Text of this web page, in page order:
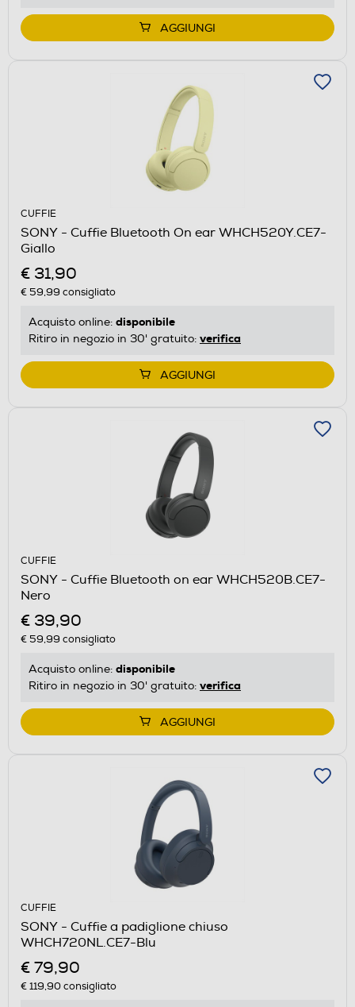
AGGIUNGI
CUFFIE
SONY - Cuffie Bluetooth On ear WHCH520Y.CE7-
Giallo
€ 31,90
€ 59,99 consigliato
Acquisto online: disponibile
Ritiro in negozio in 30' gratuito: verifica
AGGIUNGI
CUFFIE
SONY - Cuffie Bluetooth on ear WHCH520B.CE7-
Nero
€ 39,90
€ 59,99 consigliato
Acquisto online: disponibile
Ritiro in negozio in 30' gratuito: verifica
AGGIUNGI
CUFFIE
SONY - Cuffie a padiglione chiuso
WHCH720NL.CE7-Blu
€ 79,90
€ 119,90consigliato